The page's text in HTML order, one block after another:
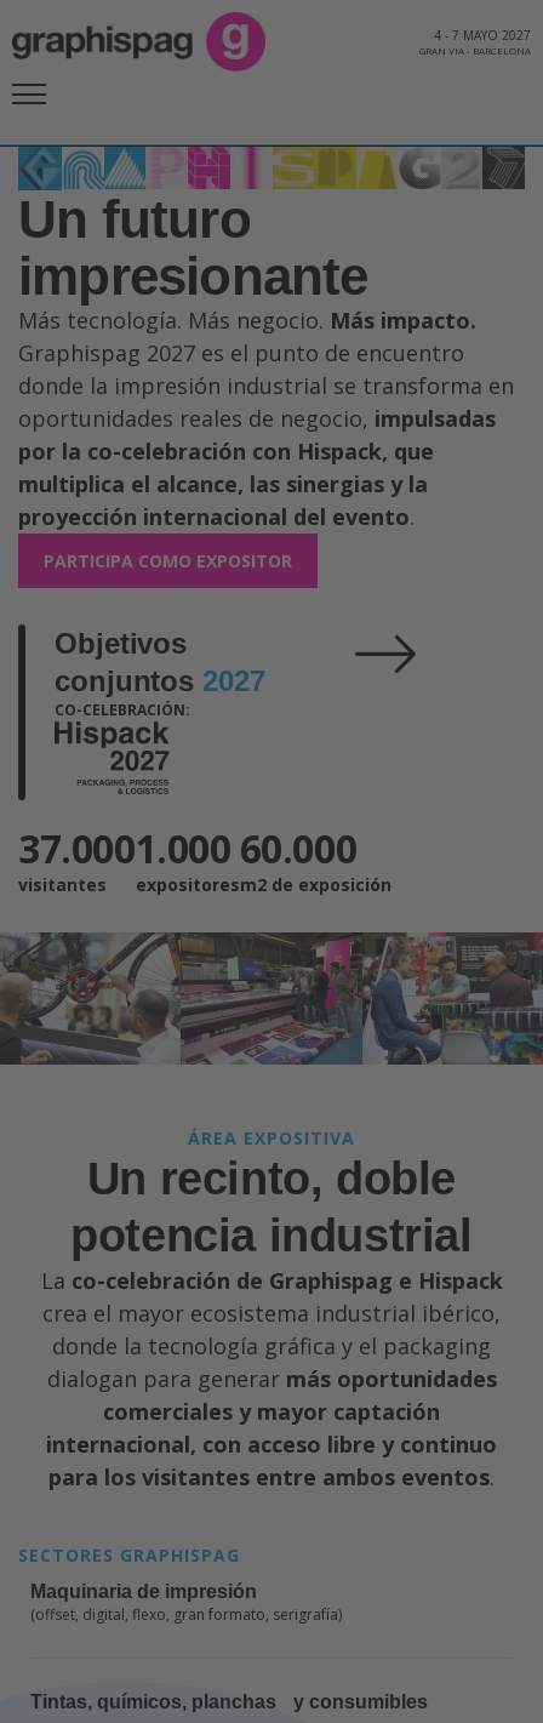
4 - 7 MAYO 2027
GRAN VIA- BARCELONA
Un futuro
impresionante
Más tecnología. Más negocio. Más impacto.
Graphispag 2027 es el punto de encuentro
donde la impresión industrial se transforma en
oportunidades reales de negocio, impulsadas
por la co-celebración con Hispack, que
multiplica el alcance, las sinergias y la
proyección internacional del evento.
PARTICIPA COMO EXPOSITOR
Objetivos
conjuntos 2027
CO-CELEBRACIÓN:
visitantes
37.000
expositores
1.000
m2 de exposición
60.000
ÁREA EXPOSITIVA
Un recinto, doble
potencia industrial
La co-celebración de Graphispag e Hispack
crea el mayor ecosistema industrial ibérico,
donde la tecnología gráfica y el packaging
dialogan para generar más oportunidades
comerciales y mayor captación
internacional, con acceso libre y continuo
para los visitantes entre ambos eventos.
SECTORES GRAPHISPAG
Maquinaria de impresión
(offset, digital, flexo, gran formato, serigrafía)
Tintas, químicos, planchas y consumibles